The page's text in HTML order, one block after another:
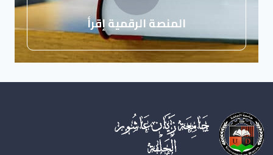
المنصة الرقمية إقرأ